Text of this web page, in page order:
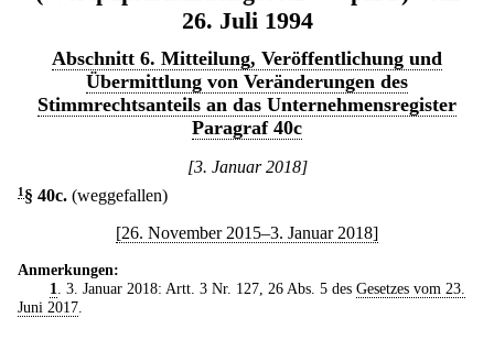
26. Juli 1994
Abschnitt 6. Mitteilung, Veröffentlichung und
Übermittlung von Veränderungen des
Stimmrechtsanteils an das Unternehmensregister
Paragraf 40c
[3. Januar 2018]
1 § 40c. (weggefallen)
[26. November 2015–3. Januar 2018]
Anmerkungen:
1
. 3. Januar 2018: Artt. 3 Nr. 127, 26 Abs. 5 des Gesetzes vom 23.
Juni 2017